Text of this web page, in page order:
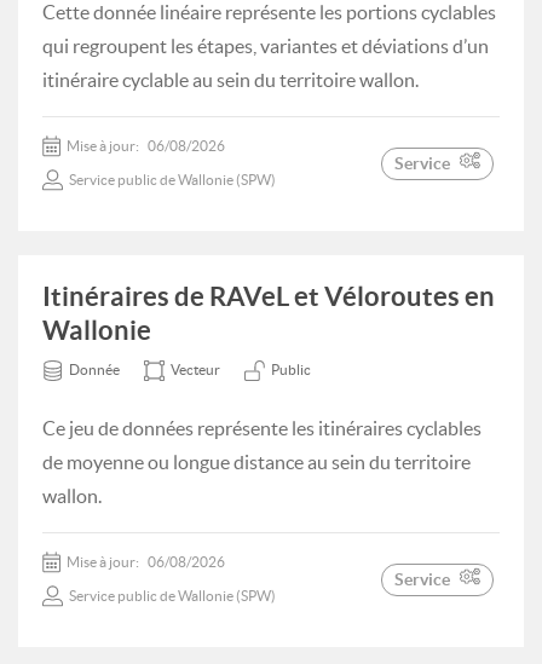
Cette donnée linéaire représente les portions cyclables
qui regroupent les étapes, variantes et déviations d’un
itinéraire cyclable au sein du territoire wallon.
Mise à jour: 06/08/2026
Service public de Wallonie (SPW)
Service
Itinéraires de RAVeL et Véloroutes en
Wallonie
Donnée Vecteur Public
Ce jeu de données représente les itinéraires cyclables
de moyenne ou longue distance au sein du territoire
wallon.
Mise à jour: 06/08/2026
Service public de Wallonie (SPW)
Service